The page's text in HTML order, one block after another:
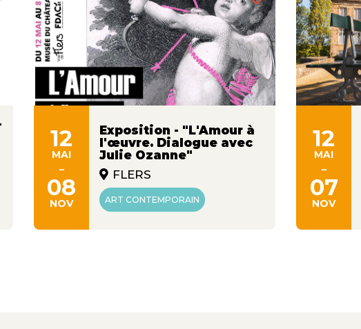
12
MAI
-
08
NOV
Exposition - "L'Amour à
l'œuvre. Dialogue avec
Julie Ozanne"
FLERS
ART CONTEMPORAIN
12
MAI
-
07
NOV